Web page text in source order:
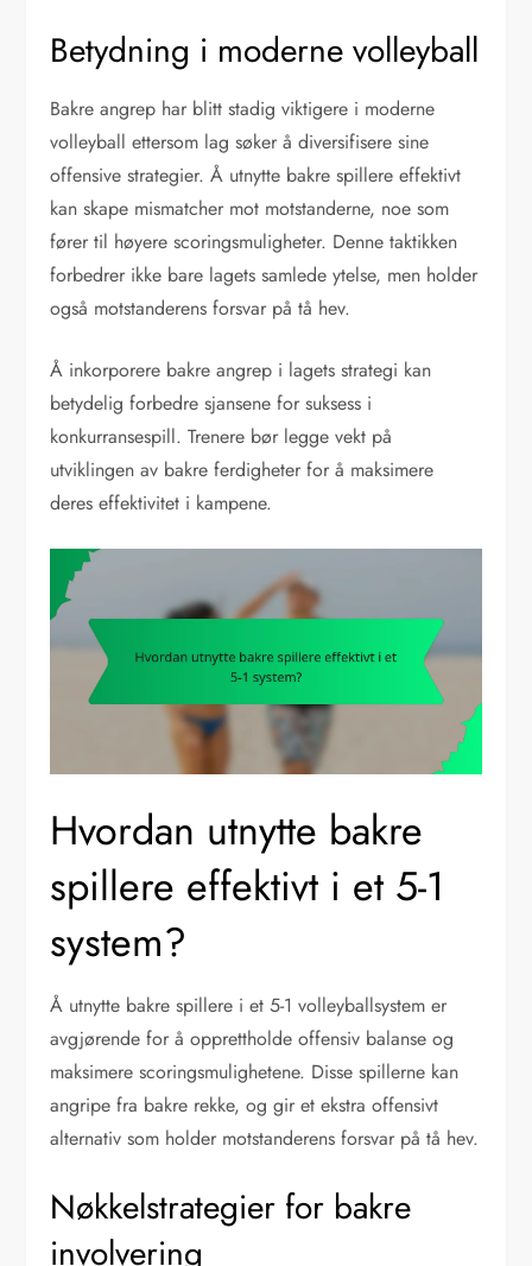
Betydning i moderne volleyball
Bakre angrep har blitt stadig viktigere i moderne
volleyball ettersom lag søker å diversifisere sine
offensive strategier. Å utnytte bakre spillere effektivt
kan skape mismatcher mot motstanderne, noe som
fører til høyere scoringsmuligheter. Denne taktikken
forbedrer ikke bare lagets samlede ytelse, men holder
også motstanderens forsvar på tå hev.
Å inkorporere bakre angrep i lagets strategi kan
betydelig forbedre sjansene for suksess i
konkurransespill. Trenere bør legge vekt på
utviklingen av bakre ferdigheter for å maksimere
deres effektivitet i kampene.
Hvordan utnytte bakre
spillere effektivt i et 5-1
system?
Å utnytte bakre spillere i et 5-1 volleyballsystem er
avgjørende for å opprettholde offensiv balanse og
maksimere scoringsmulighetene. Disse spillerne kan
angripe fra bakre rekke, og gir et ekstra offensivt
alternativ som holder motstanderens forsvar på tå hev.
Nøkkelstrategier for bakre
involvering